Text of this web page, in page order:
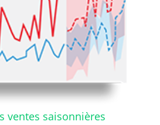
ventes saisonnières